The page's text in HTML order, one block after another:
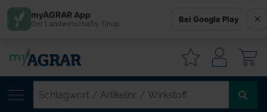
myAGRAR App
Der Landwirtschafts-Shop Bei Google Play